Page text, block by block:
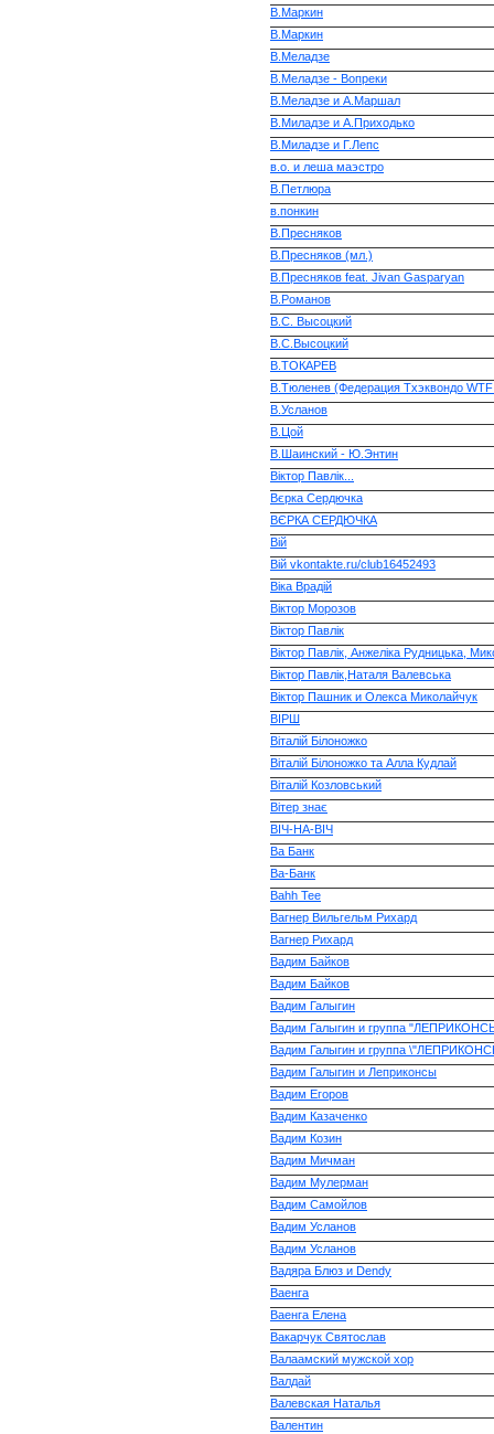
В.Маркин
В.Маркин
В.Меладзе
В.Меладзе - Вопреки
В.Меладзе и А.Маршал
В.Миладзе и А.Приходько
В.Миладзе и Г.Лепс
в.о. и леша маэстро
В.Петлюра
в.понкин
В.Пресняков
В.Пресняков (мл.)
В.Пресняков feat. Jivan Gasparyan
В.Романов
В.С. Высоцкий
В.С.Высоцкий
В.ТОКАРЕВ
В.Тюленев (Федерация Тхэквондо WTF
В.Усланов
В.Цой
В.Шаинский - Ю.Энтин
Вiктор Павлiк...
Вєрка Сердючка
ВЄРКА СЕРДЮЧКА
Вій
Вій vkontakte.ru/club16452493
Віка Врадій
Віктор Морозов
Віктор Павлік
Віктор Павлік, Анжеліка Рудницька,
Віктор Павлік,Наталя Валевська
Віктор Пашник и Олекса Миколайчук
ВІРШ
Віталій Білоножко
Віталій Білоножко та Алла Кудлай
Віталій Козловський
Вітер знає
ВІЧ-НА-ВІЧ
Ва Банк
Ва-Банк
Ваhh Tee
Вагнер Вильгельм Рихард
Вагнер Рихард
Вадим Байков
Вадим Байков
Вадим Галыгин
Вадим Галыгин и группа
Вадим Галыгин и группа
Вадим Галыгин и Леприконсы
Вадим Егоров
Вадим Казаченко
Вадим Козин
Вадим Мичман
Вадим Мулерман
Вадим Самойлов
Вадим Усланов
Вадим Усланов
Вадяра Блюз и Dendy
Ваенга
Ваенга Елена
Вакарчук Святослав
Валаамский мужской хор
Валдай
Валевская Наталья
Валентин